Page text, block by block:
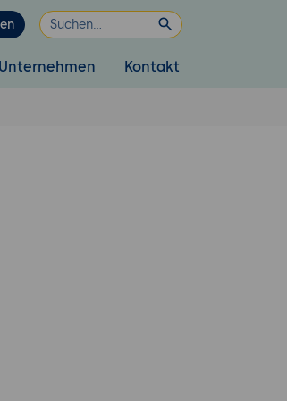
Unternehmen Kontakt